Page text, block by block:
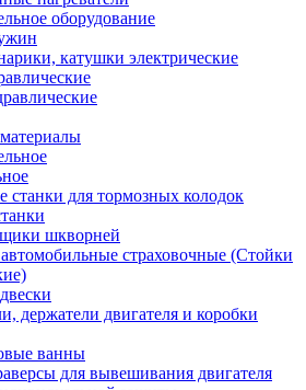
оборудование
катушки электрические
станки для тормозных колодок
шкворней
страховочные (Стойки
держатели двигателя и коробки
ванны
для вывешивания двигателя